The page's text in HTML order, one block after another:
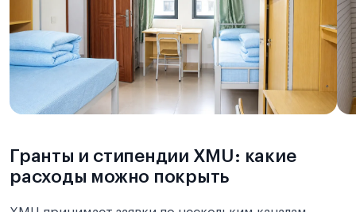
Гранты и стипендии XMU: какие
расходы можно покрыть